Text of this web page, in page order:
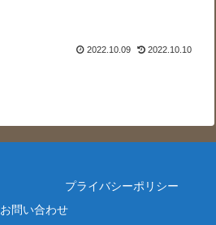
2022.10.09 2022.10.10
プライバシーポリシー
お問い合わせ